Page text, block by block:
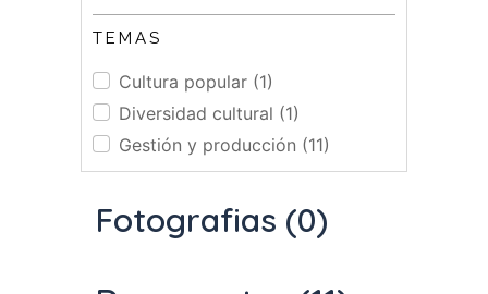
TEMAS
Cultura popular (1)
Diversidad cultural (1)
Gestión y producción (11)
Fotografias (0)